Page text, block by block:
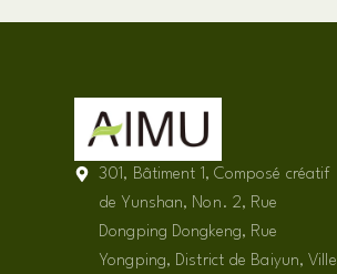
301, Bâtiment 1, Composé créatif
de Yunshan, Non. 2, Rue
Dongping Dongkeng, Rue
Yongping, District de Baiyun, Ville